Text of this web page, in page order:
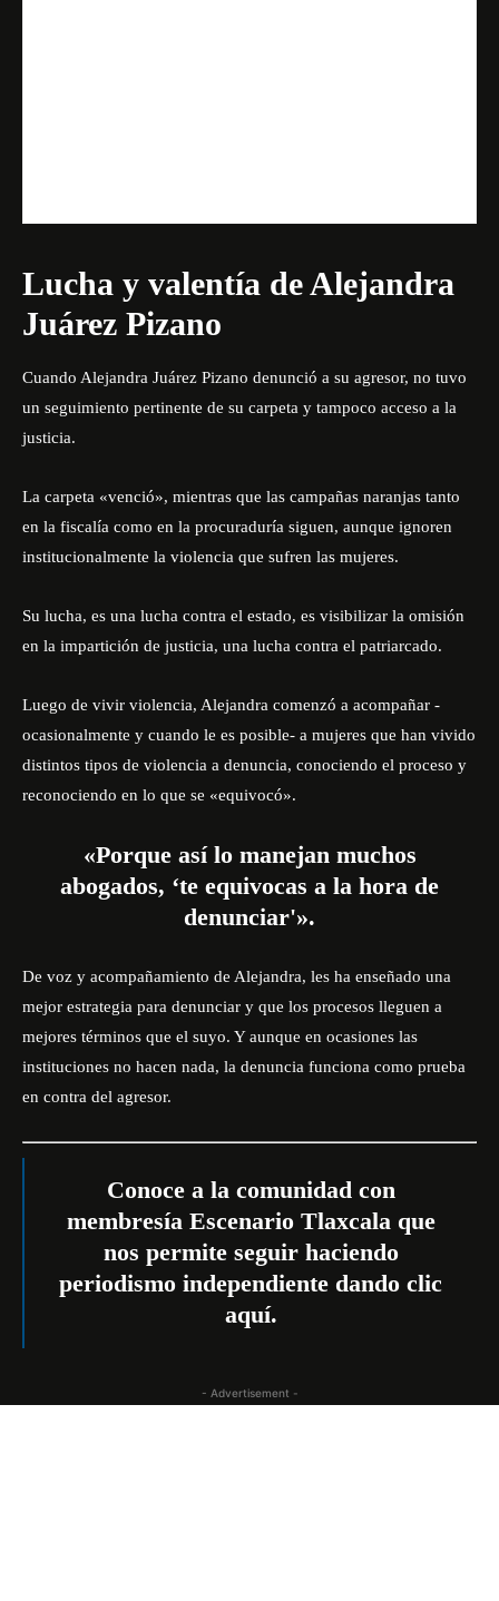
Lucha y valentía de Alejandra
Juárez Pizano
Cuando Alejandra Juárez Pizano denunció a su agresor, no tuvo
un seguimiento pertinente de su carpeta y tampoco acceso a la
justicia.
La carpeta «venció», mientras que las campañas naranjas tanto
en la fiscalía como en la procuraduría siguen, aunque ignoren
institucionalmente la violencia que sufren las mujeres.
Su lucha, es una lucha contra el estado, es visibilizar la omisión
en la impartición de justicia, una lucha contra el patriarcado.
Luego de vivir violencia, Alejandra comenzó a acompañar -
ocasionalmente y cuando le es posible- a mujeres que han vivido
distintos tipos de violencia a denuncia, conociendo el proceso y
reconociendo en lo que se «equivocó».
«Porque así lo manejan muchos
abogados, ‘te equivocas a la hora de
denunciar'».
De voz y acompañamiento de Alejandra, les ha enseñado una
mejor estrategia para denunciar y que los procesos lleguen a
mejores términos que el suyo. Y aunque en ocasiones las
instituciones no hacen nada, la denuncia funciona como prueba
en contra del agresor.
Conoce a la comunidad con
membresía Escenario Tlaxcala que
nos permite seguir haciendo
periodismo independiente dando clic
aquí.
- Advertisement -